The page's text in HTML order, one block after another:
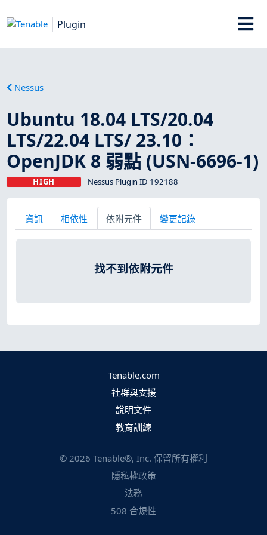
Plugin
Nessus
Ubuntu 18.04 LTS/20.04
LTS/22.04 LTS/ 23.10：
OpenJDK 8 弱點 (USN-6696-1)
HIGH Nessus Plugin ID 192188
資訊 相依性 依附元件 變更記錄
找不到依附元件
Tenable.com
社群與支援
說明文件
教育訓練
© 2026 Tenable®, Inc. 保留所有權利
隱私權政策
法務
508 合規性